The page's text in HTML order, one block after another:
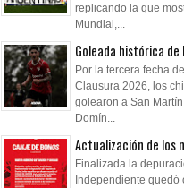
replicando la que
Mundial,...
Goleada histórica de
Por la tercera fecha
Clausura 2026, los
golearon a San
Domín...
Actualización de los
Finalizada la
Independiente